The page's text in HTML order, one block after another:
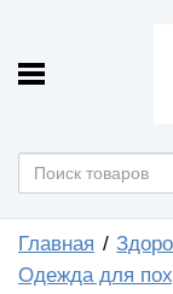
Главная
Одежда для